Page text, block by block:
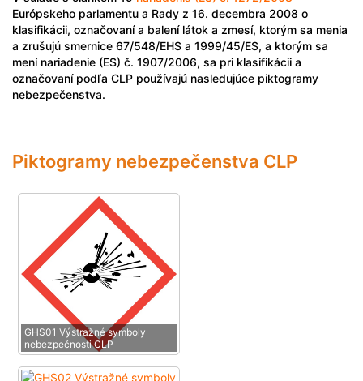
Európskeho parlamentu a Rady z 16. decembra 2008 o
klasifikácii, označovaní a balení látok a zmesí, ktorým sa menia
a zrušujú smernice 67/548/EHS a 1999/45/ES, a ktorým sa
mení nariadenie (ES) č. 1907/2006, sa pri klasifikácii a
označovaní podľa CLP používajú nasledujúce piktogramy
nebezpečenstva.
Piktogramy nebezpečenstva CLP
GHS01 Výstražné symboly
nebezpečnosti CLP